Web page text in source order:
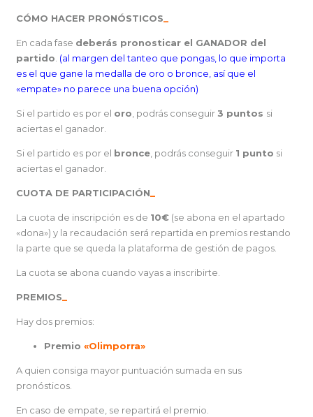
CÓMO HACER PRONÓSTICOS
En cada fase deberás pronosticar el GANADOR del
partido (al margen del tanteo que pongas, lo que importa
es el que gane la medalla de oro o bronce, así que el
«empate» no parece una buena opción)
Si el partido es por el oro , podrás conseguir 3 puntos si
aciertas el ganador.
Si el partido es por el bronce , podrás conseguir 1 punto si
aciertas el ganador.
CUOTA DE PARTICIPACIÓN
La cuota de inscripción es de 10€ (se abona en el apartado
«dona») y la recaudación será repartida en premios restando
la parte que se queda la plataforma de gestión de pagos.
La cuota se abona cuando vayas a inscribirte.
PREMIOS
Hay dos premios:
Premio«Olimporra»
A quien consiga mayor puntuación sumada en sus
pronósticos.
En caso de empate, se repartirá el premio.